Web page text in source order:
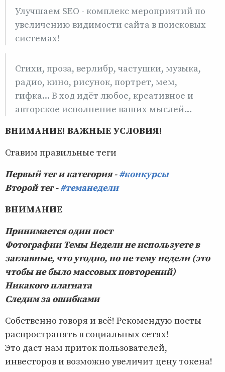
Улучшаем SEO - комплекс мероприятий по
увеличению видимости сайта в поисковых
системах!
Стихи, проза, верлибр, частушки, музыка,
радио, кино, рисунок, портрет, мем,
гифка... В ход идёт любое, креативное и
авторское исполнение ваших мыслей...
ВНИМАНИЕ! ВАЖНЫЕ УСЛОВИЯ!
Ставим правильные теги
Первый тег и категория -#конкурсы
Второй тег -#теманедели
ВНИМАНИЕ
Принимается один пост
Фотографии Темы Недели не используете в
заглавные, что угодно, но не тему недели (это
чтобы не было массовых повторений)
Никакого плагиата
Следим за ошибками
Собственно говоря и всё! Рекомендую посты
распространять в социальных сетях!
Это даст нам приток пользователей,
инвесторов и возможно увеличит цену токена!